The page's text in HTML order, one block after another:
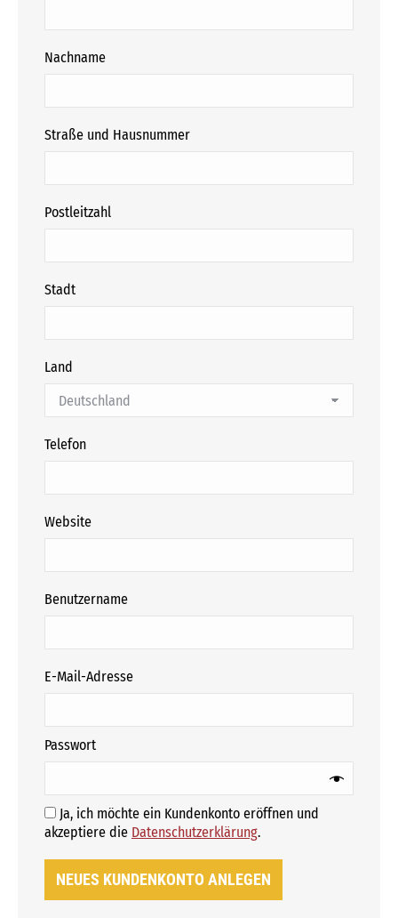
Nachname
Straße und Hausnummer
Postleitzahl
Stadt
Land
Telefon
Website
Benutzername
E-Mail-Adresse
Passwort
Ja, ich möchte ein Kundenkonto eröffnen und
akzeptiere die Datenschutzerklärung.
NEUES KUNDENKONTO ANLEGEN